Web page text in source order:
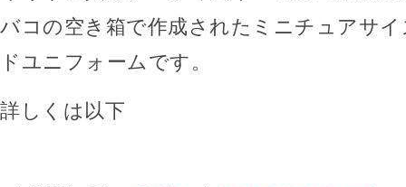
バコの空き箱で作成されたミニチュアサ
ドユニフォームです。
詳しくは以下